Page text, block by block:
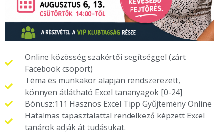
Online közösség szakértői segítséggel (zárt
Facebook csoport)
Téma és munkakör alapján rendszerezett,
könnyen átlátható Excel tananyagok [0-24]
Bónusz:111 Hasznos Excel Tipp Gyűjtemény Online
Hatalmas tapasztalattal rendelkező képzett Excel
tanárok adják át tudásukat.